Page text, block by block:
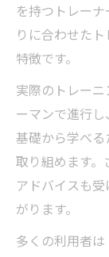
を持つトレー
りに合わせた
特徴です。
実際のトレー
ーマンで進行
基礎から学べ
取り組めます
アドバイスも
がります。
多くの利用者